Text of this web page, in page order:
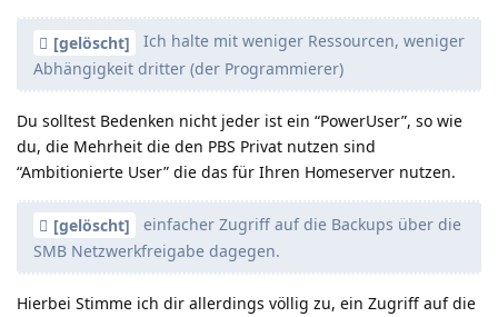
[gelöscht]
Ich halte mit weniger Ressourcen, weniger
Abhängigkeit dritter (der Programmierer)
Du solltest Bedenken nicht jeder ist ein “PowerUser”, so wie
du, die Mehrheit die den PBS Privat nutzen sind
“Ambitionierte User” die das für Ihren Homeserver nutzen.
[gelöscht]
einfacher Zugriff auf die Backups über die
SMB Netzwerkfreigabe dagegen.
Hierbei Stimme ich dir allerdings völlig zu, ein Zugriff auf die